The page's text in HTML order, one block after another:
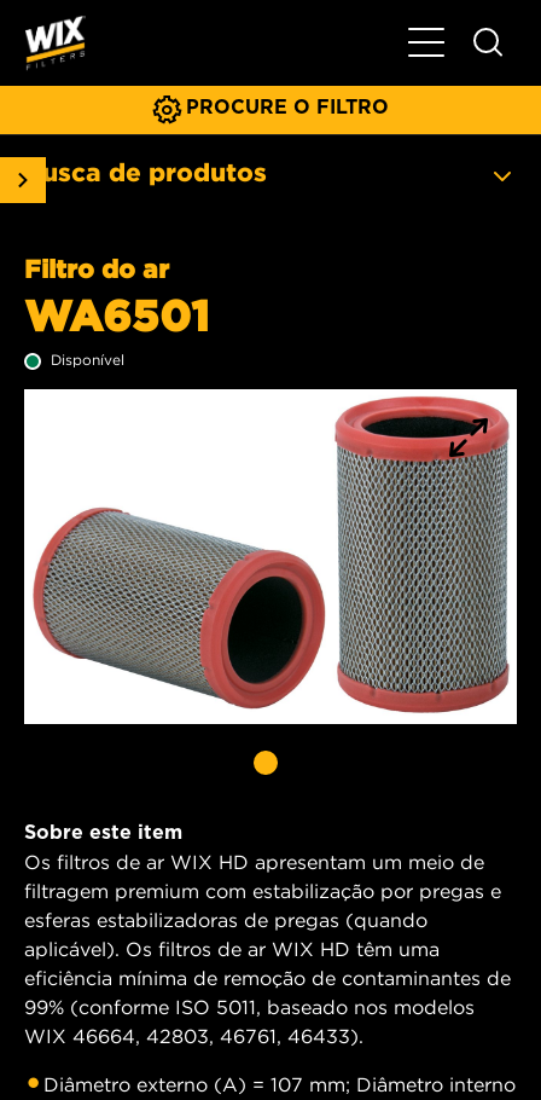
Menu
PROCURE O FILTRO
Busca de produtos
Filtro do ar
WA6501
Disponível
Sobre este item
Os filtros de ar WIX HD apresentam um meio de
filtragem premium com estabilização por pregas e
esferas estabilizadoras de pregas (quando
aplicável). Os filtros de ar WIX HD têm uma
eficiência mínima de remoção de contaminantes de
99% (conforme ISO 5011, baseado nos modelos
WIX 46664, 42803, 46761, 46433).
Diâmetro externo (A) = 107 mm; Diâmetro interno